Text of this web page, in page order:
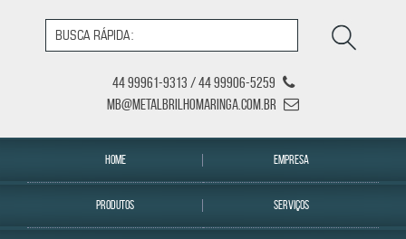
44 99961-9313 / 44 99906-5259
mb@metalbrilhomaringa.com.br
HOME EMPRESA
PRODUTOS SERVIÇOS